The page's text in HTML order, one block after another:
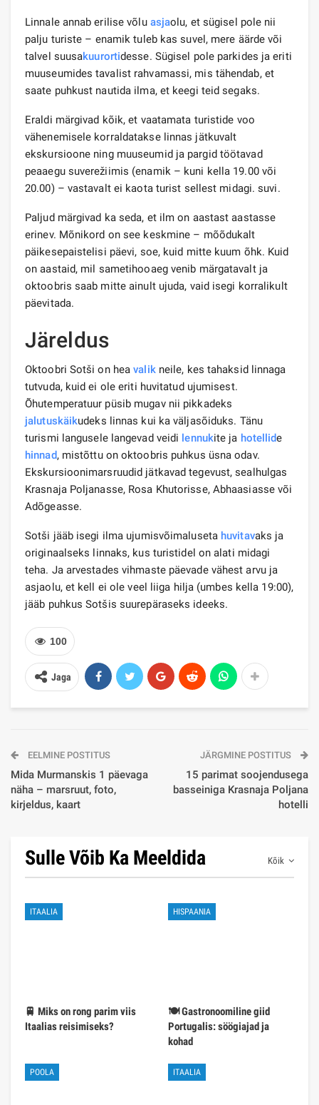
Linnale annab erilise võlu asjaolu, et sügisel pole nii
palju turiste – enamik tuleb kas suvel, mere äärde või
talvel suusakuurortidesse. Sügisel pole parkides ja eriti
muuseumides tavalist rahvamassi, mis tähendab, et
saate puhkust nautida ilma, et keegi teid segaks.
Eraldi märgivad kõik, et vaatamata turistide voo
vähenemisele korraldatakse linnas jätkuvalt
ekskursioone ning muuseumid ja pargid töötavad
peaaegu suverežiimis (enamik – kuni kella 19.00 või
20.00) – vastavalt ei kaota turist sellest midagi. suvi.
Paljud märgivad ka seda, et ilm on aastast aastasse
erinev. Mõnikord on see keskmine – mõõdukalt
päikesepaistelisi päevi, soe, kuid mitte kuum õhk. Kuid
on aastaid, mil sametihooaeg venib märgatavalt ja
oktoobris saab mitte ainult ujuda, vaid isegi korralikult
päevitada.
Järeldus
Oktoobri Sotši on heavalikneile, kes tahaksid linnaga
tutvuda, kuid ei ole eriti huvitatud ujumisest.
Õhutemperatuur püsib mugav nii pikkadeks
jalutuskäikudeks linnas kui ka väljasõiduks. Tänu
turismi langusele langevad veidi lennukite ja hotellide
hinnad, mistõttu on oktoobris puhkus üsna odav.
Ekskursioonimarsruudid jätkavad tegevust, sealhulgas
Krasnaja Poljanasse, Rosa Khutorisse, Abhaasiasse või
Adõgeasse.
Sotši jääb isegi ilma ujumisvõimaluseta huvitavaks ja
originaalseks linnaks, kus turistidel on alati midagi
teha. Ja arvestades vihmaste päevade vähest arvu ja
asjaolu, et kell ei ole veel liiga hilja (umbes kella 19:00),
jääb puhkus Sotšis suurepäraseks ideeks.
100
Jaga
EELMINE POSTITUS
Mida Murmanskis 1 päevaga
näha – marsruut, foto,
kirjeldus, kaart
JÄRGMINE POSTITUS
15 parimat soojendusega
basseiniga Krasnaja Poljana
hotelli
Kõik
Sulle Võib Ka Meeldida
ITAALIA
🚆 Miks on rong parim viis
Itaalias reisimiseks?
HISPAANIA
🍽️ Gastronoomiline giid
Portugalis: söögiajad ja
kohad
POOLA ITAALIA